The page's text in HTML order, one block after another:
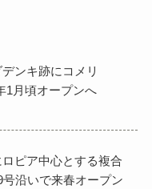
ンキ跡にコメリ
1月頃オープンへ
ピア中心とする複合
沿いで来春オープン